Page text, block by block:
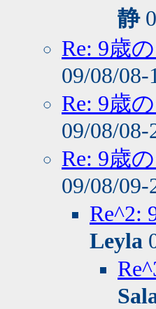
静
Re: 9歳
09/08/08-
Re: 9歳
09/08/08-
Re: 9歳
09/08/09-
Re^2:
Leyla